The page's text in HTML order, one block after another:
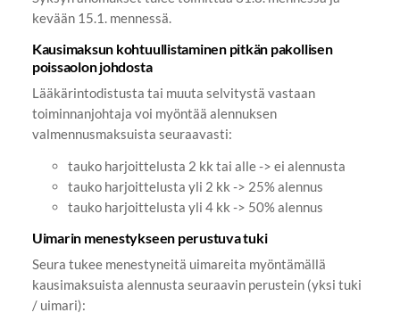
kevään 15.1. mennessä.
Kausimaksun kohtuullistaminen pitkän pakollisen
poissaolon johdosta
Lääkärintodistusta tai muuta selvitystä vastaan
toiminnanjohtaja voi myöntää alennuksen
valmennusmaksuista seuraavasti:
tauko harjoittelusta 2 kk tai alle -> ei alennusta
tauko harjoittelusta yli 2 kk -> 25% alennus
tauko harjoittelusta yli 4 kk -> 50% alennus
Uimarin menestykseen perustuva tuki
Seura tukee menestyneitä uimareita myöntämällä
kausimaksuista alennusta seuraavin perustein (yksi tuki
/ uimari):